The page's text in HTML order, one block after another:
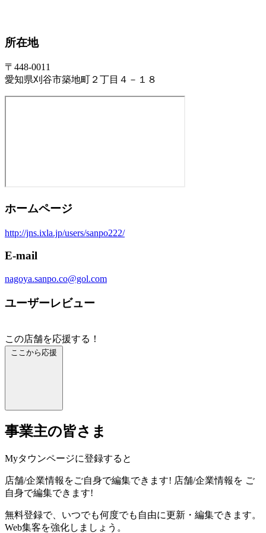
所在地
〒448-0011
愛知県刈谷市築地町２丁目４－１８
ホームページ
http://jns.ixla.jp/users/sanpo222/
E-mail
nagoya.sanpo.co@gol.com
ユーザーレビュー
この店舗を応援する！
ここから応援
事業主の皆さま
Myタウンページに登録すると
店舗/企業情報をご自身で編集できます! 店舗/企業情報を ご
自身で編集できます!
無料登録で、いつでも何度でも自由に更新・編集できます。
Web集客を強化しましょう。